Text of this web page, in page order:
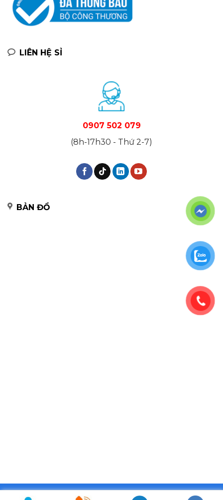
LIÊN HỆ SỈ
0907 502 079
(8h-17h30 - Thứ 2-7)
BẢN ĐỒ